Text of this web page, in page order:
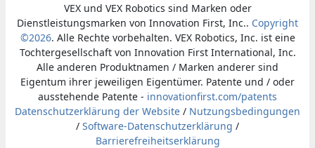
VEX und VEX Robotics sind Marken oder
Dienstleistungsmarken von Innovation First, Inc.. Copyright
©2026. Alle Rechte vorbehalten. VEX Robotics, Inc. ist eine
Tochtergesellschaft von Innovation First International, Inc.
Alle anderen Produktnamen / Marken anderer sind
Eigentum ihrer jeweiligen Eigentümer. Patente und / oder
ausstehende Patente - innovationfirst.com/patents
Datenschutzerklärung der Website / Nutzungsbedingungen
/ Software-Datenschutzerklärung /
Barrierefreiheitserklärung